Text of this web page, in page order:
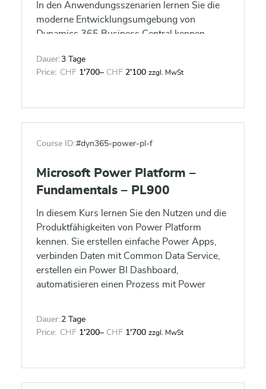
In den Anwendungsszenarien lernen Sie die
moderne Entwicklungsumgebung von
Dynamics 365 Business Central kennen.
Wir zeigen Ihnen, wie Sie Ihren bestehenden
Code in AL Code konvertieren können und
Dauer: 3 Tage
Price: CHF 1'700– CHF 2'100 zzgl. MwSt
Course ID:#dyn365-power-pl-f
Microsoft Power Platform –
Fundamentals – PL900
In diesem Kurs lernen Sie den Nutzen und die
Produktfähigkeiten von Power Platform
kennen. Sie erstellen einfache Power Apps,
verbinden Daten mit Common Data Service,
erstellen ein Power BI Dashboard,
automatisieren einen Prozess mit Power
Dauer: 2 Tage
Price: CHF 1'200– CHF 1'700 zzgl. MwSt